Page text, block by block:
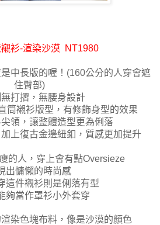
衫-渲染沙漠 NT1980
中長版的喔！ (160公分的人穿會遮
住臀部)
打摺，無腰身設計
筒襯衫版型，有修飾身型的效果
領，讓整體造型更為俐落
上復古金邊紐釦 ，質感更加提升
的人， 穿上會有點Oversieze
出慵懶的時尚感
這件襯衫則是俐落有型
夠當作罩衫小外套穿
染色塊布料，像是沙漠的顏色